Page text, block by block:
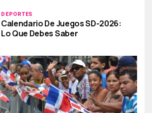
DEPORTES
Calendario De Juegos SD-2026:
Lo Que Debes Saber